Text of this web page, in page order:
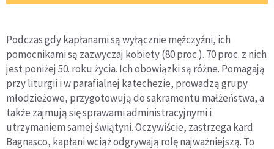
Podczas gdy kapłanami są wyłącznie mężczyźni, ich
pomocnikami są zazwyczaj kobiety (80 proc.). 70 proc. z nich
jest poniżej 50. roku życia. Ich obowiązki są różne. Pomagają
przy liturgii i w parafialnej katechezie, prowadzą grupy
młodzieżowe, przygotowują do sakramentu małżeństwa, a
także zajmują się sprawami administracyjnymi i
utrzymaniem samej świątyni. Oczywiście, zastrzega kard.
Bagnasco, kapłani wciąż odgrywają rolę najważniejszą. To